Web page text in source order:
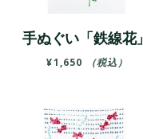
手ぬぐい「鉄線花」
¥1,650 （税込）